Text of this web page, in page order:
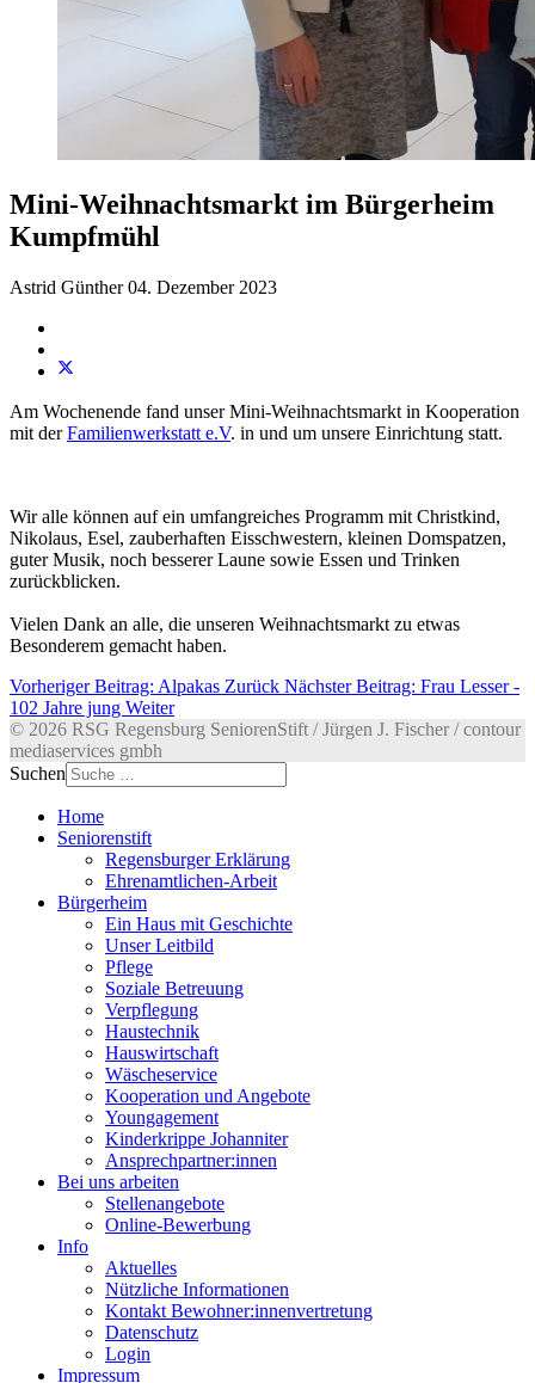
Mini-Weihnachtsmarkt im Bürgerheim
Kumpfmühl
Astrid Günther 04. Dezember 2023
Am Wochenende fand unser Mini-Weihnachtsmarkt in Kooperation
mit derFamilienwerkstatt e.V. in und um unsere Einrichtung statt.
Wir alle können auf ein umfangreiches Programm mit Christkind,
Nikolaus, Esel, zauberhaften Eisschwestern, kleinen Domspatzen,
guter Musik, noch besserer Laune sowie Essen und Trinken
zurückblicken.
Vielen Dank an alle, die unseren Weihnachtsmarkt zu etwas
Besonderem gemacht haben.
Vorheriger Beitrag: Alpakas Zurück Nächster Beitrag: Frau Lesser -
102 Jahre jung Weiter
© 2026 RSG Regensburg SeniorenStift / Jürgen J. Fischer / contour
mediaservices gmbh
Suchen
Home
Seniorenstift
Regensburger Erklärung
Ehrenamtlichen-Arbeit
Bürgerheim
Ein Haus mit Geschichte
Unser Leitbild
Pflege
Soziale Betreuung
Verpflegung
Haustechnik
Hauswirtschaft
Wäscheservice
Kooperation und Angebote
Youngagement
Kinderkrippe Johanniter
Ansprechpartner:innen
Bei uns arbeiten
Stellenangebote
Online-Bewerbung
Info
Aktuelles
Nützliche Informationen
Kontakt Bewohner:innenvertretung
Datenschutz
Login
Impressum